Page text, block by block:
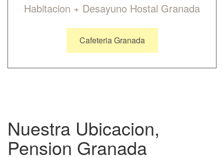
Habitacion + Desayuno Hostal Granada
Cafeteria Granada
Nuestra Ubicacion,
Pension Granada